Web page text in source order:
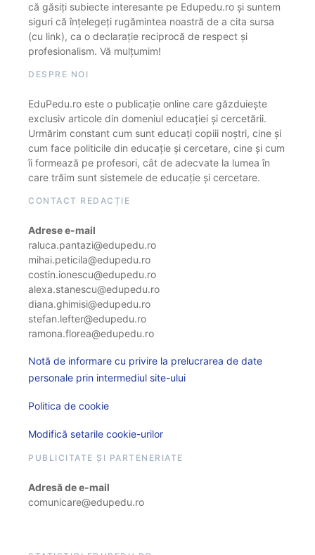
că găsiți subiecte interesante pe Edupedu.ro și suntem
siguri că înțelegeți rugămintea noastră de a cita sursa
(cu link), ca o declarație reciprocă de respect și
profesionalism. Vă mulțumim!
DESPRE NOI
EduPedu.ro este o publicație online care găzduiește
exclusiv articole din domeniul educației și cercetării.
Urmărim constant cum sunt educați copiii noștri, cine și
cum face politicile din educație și cercetare, cine și cum
îi formează pe profesori, cât de adecvate la lumea în
care trăim sunt sistemele de educație și cercetare.
CONTACT REDACȚIE
Adrese e-mail
raluca.pantazi@edupedu.ro
mihai.peticila@edupedu.ro
costin.ionescu@edupedu.ro
alexa.stanescu@edupedu.ro
diana.ghimisi@edupedu.ro
stefan.lefter@edupedu.ro
ramona.florea@edupedu.ro
Notă de informare cu privire la prelucrarea de date
personale prin intermediul site-ului
Politica de cookie
Modifică setarile cookie-urilor
PUBLICITATE ȘI PARTENERIATE
Adresă de e-mail
comunicare@edupedu.ro